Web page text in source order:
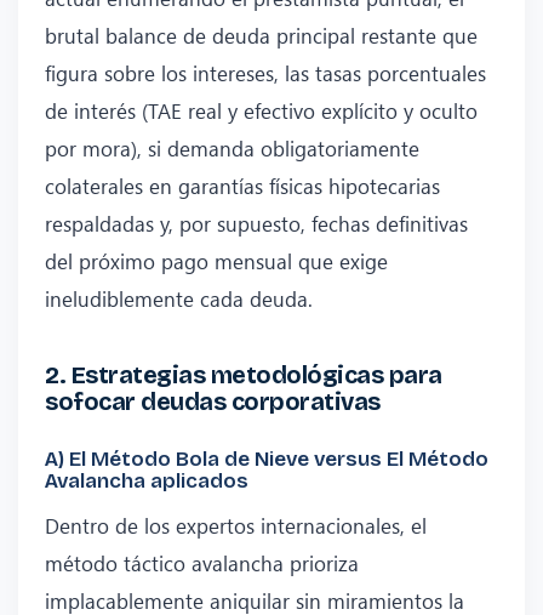
brutal balance de deuda principal restante que
figura sobre los intereses, las tasas porcentuales
de interés (TAE real y efectivo explícito y oculto
por mora), si demanda obligatoriamente
colaterales en garantías físicas hipotecarias
respaldadas y, por supuesto, fechas definitivas
del próximo pago mensual que exige
ineludiblemente cada deuda.
2. Estrategias metodológicas para
sofocar deudas corporativas
A) El Método Bola de Nieve versus El Método
Avalancha aplicados
Dentro de los expertos internacionales, el
método táctico avalancha prioriza
implacablemente aniquilar sin miramientos la